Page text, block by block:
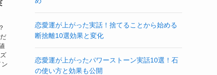
恋愛運が上がった実話！捨てることから始める
断捨離10選効果と変化
恋愛運が上がったパワーストーン実話10選！石
の使い方と効果も公開